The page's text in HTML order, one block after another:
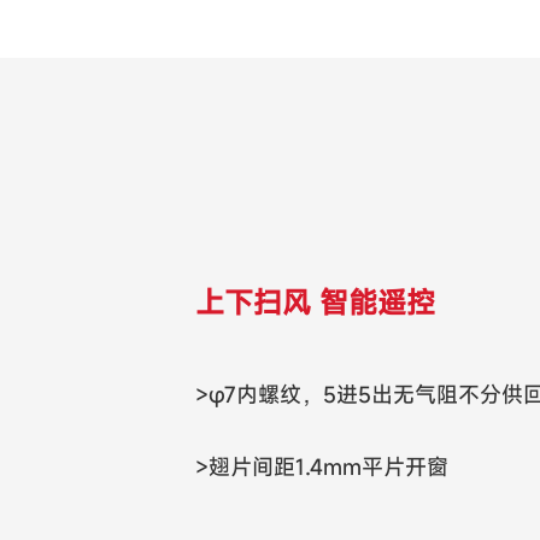
上下扫风 智能遥控
>φ7内螺纹，5进5出无气阻不分供
>翅片间距1.4mm平片开窗